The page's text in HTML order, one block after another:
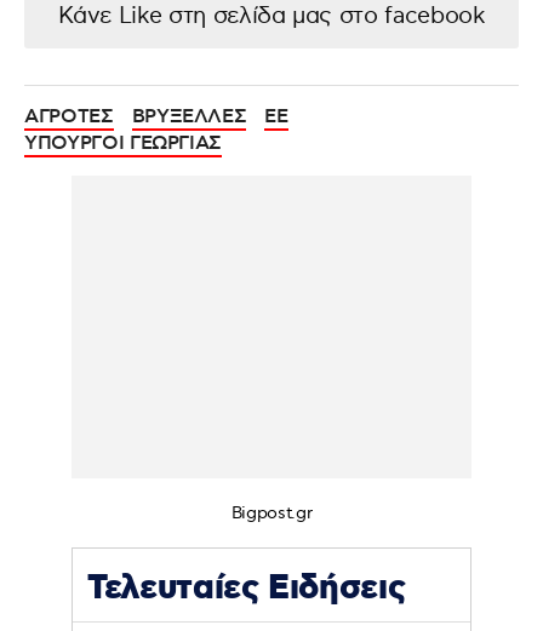
Κάνε Like στη σελίδα μας στο facebook
ΑΓΡΟΤΕΣ ΒΡΥΞΕΛΛΕΣ
ΕΕ
ΥΠΟΥΡΓΟΙ ΓΕΩΡΓΙΑΣ
Bigpost.gr
Τελευταίες Ειδήσεις